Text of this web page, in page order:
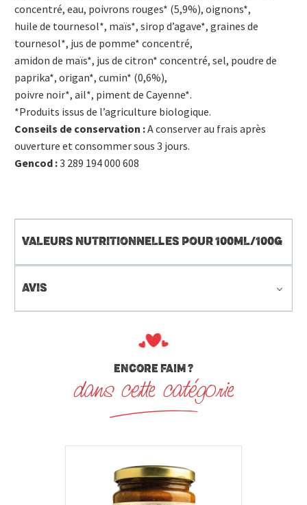
ENCORE FAIM ?
dans cette catégorie
concentré, eau, poivrons rouges* (5,9%), oignons*,
huile de tournesol*, maïs*, sirop d’agave*, graines de
tournesol*, jus de pomme* concentré,
amidon de maïs*, jus de citron* concentré, sel, poudre de
paprika*, origan*, cumin* (0,6%),
poivre noir*, ail*, piment de Cayenne*.
*Produits issus de l’agriculture biologique.
Conseils de conservation :A conserver au frais après
ouverture et consommer sous 3 jours.
Gencod :3 289 194 000 608
VALEURS NUTRITIONNELLES POUR 100ML/100G
AVIS